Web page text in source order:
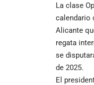
La clase
calendario
Alicante
regata
se
de 2025.
El